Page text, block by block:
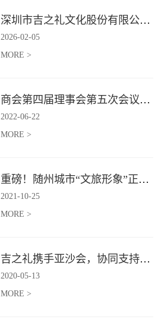
深圳市吉之礼文化股份有限公司荣获“国家高新技术企业”认定
2026-02-05
MORE >
商会第四届理事会第五次会议召开
2022-06-22
MORE >
重磅！随州城市“文旅形象”正式发布！
2021-10-25
MORE >
吉之礼携手亚沙会，协同支持、共襄盛举
2020-05-13
MORE >